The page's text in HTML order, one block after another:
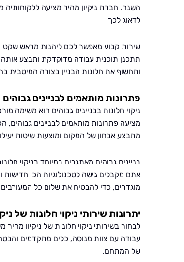
השנה. חברת ניקיון מהיר מציעה ללקוחותיה
לדאוג לכך.
שירות קבוע מאפשר לכם ליהנות מראש שקט
תתכנן תוכנית עבודה מדוקדקת ותבצע
ותחשוף את חלונות הבניין בצורה המיטבית
פתרונות מותאמים לבניינים גבוהים
ניקוי חלונות בבניינים גבוהים הוא משימה
מציעה פתרונות מותאמים לבניינים
מתבצע אבחון של המקום ומוצעות שיטות
בניינים גבוהים מאתגרים במיוחד בניקוי
אתם מקבלים גישה לטכנולוגיות הכי
מוגדרים, כדי להבטיח את שלום כל
יתרונות שירותי ניקוי חלונות של
לבחור בשירותי ניקוי חלונות של ניקיון
עבודה עם צוות מנוסה, כלים מתקדמים
של המתחם.